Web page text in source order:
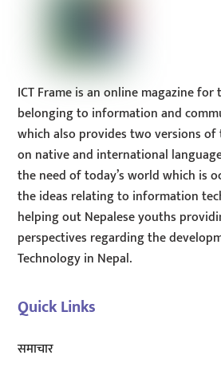
ICT Frame is an online magazine
belonging to information and
which also provides two versions of
on native and international
the need of today’s world which is
the ideas relating to information
helping out Nepalese youths
perspectives regarding the
Technology in Nepal.
Quick Links
समाचार